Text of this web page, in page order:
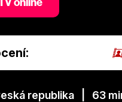
republika | 63